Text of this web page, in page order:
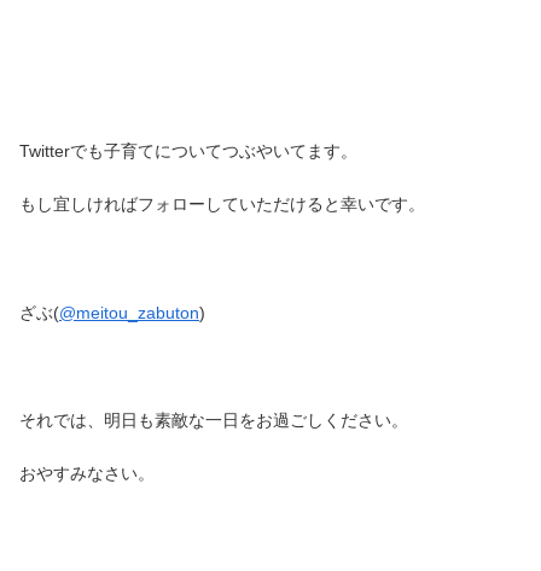
Twitterでも子育てについてつぶやいてます。
もし宜しければフォローしていただけると幸いです。
ざぶ(@meitou_zabuton)
それでは、明日も素敵な一日をお過ごしください。
おやすみなさい。